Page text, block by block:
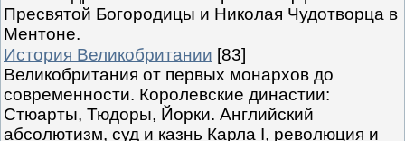
Пресвятой Богородицы и Николая Чудотворца в
Ментоне.
История Великобритании [83]
Великобритания от первых монархов до
современности. Королевские династии:
Стюарты, Тюдоры, Йорки. Английский
абсолютизм, суд и казнь Карла I, революция и